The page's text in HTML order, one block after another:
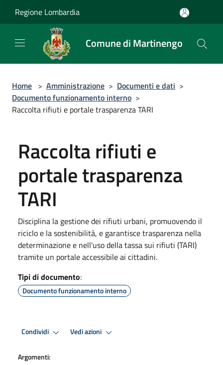
Regione Lombardia
Comune di Martinengo
Home > Amministrazione > Documenti e dati >
Documento funzionamento interno >
Raccolta rifiuti e portale trasparenza TARI
Raccolta rifiuti e
portale trasparenza
TARI
Disciplina la gestione dei rifiuti urbani, promuovendo il
riciclo e la sostenibilità, e garantisce trasparenza nella
determinazione e nell'uso della tassa sui rifiuti (TARI)
tramite un portale accessibile ai cittadini.
Tipi di documento:
Documento funzionamento interno
Condividi Vedi azioni
Argomenti: